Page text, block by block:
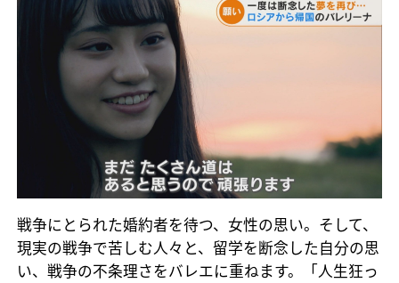
戦争にとられた婚約者を待つ、女性の思い。そして、
現実の戦争で苦しむ人々と、留学を断念した自分の思
い、戦争の不条理さをバレエに重ねます。「人生狂っ